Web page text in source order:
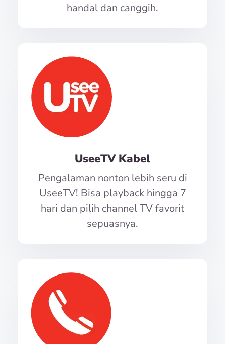
handal dan canggih.
UseeTV Kabel
Pengalaman nonton lebih seru di
UseeTV! Bisa playback hingga 7
hari dan pilih channel TV favorit
sepuasnya.